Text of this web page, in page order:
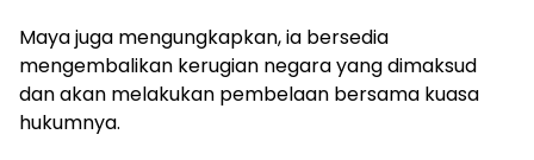
Maya juga mengungkapkan, ia bersedia
mengembalikan kerugian negara yang dimaksud
dan akan melakukan pembelaan bersama kuasa
hukumnya.